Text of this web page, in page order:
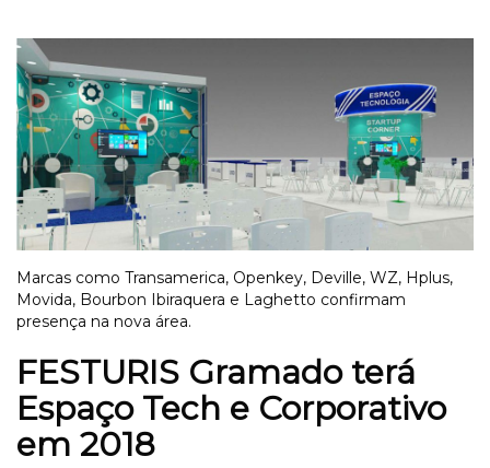
Marcas como Transamerica, Openkey, Deville, WZ, Hplus,
Movida, Bourbon Ibiraquera e Laghetto confirmam
presença na nova área.
FESTURIS Gramado terá
Espaço Tech e Corporativo
em 2018